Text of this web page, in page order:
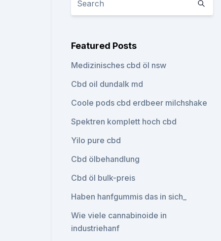
Featured Posts
Medizinisches cbd öl nsw
Cbd oil dundalk md
Coole pods cbd erdbeer milchshake
Spektren komplett hoch cbd
Yilo pure cbd
Cbd ölbehandlung
Cbd öl bulk-preis
Haben hanfgummis das in sich_
Wie viele cannabinoide in
industriehanf